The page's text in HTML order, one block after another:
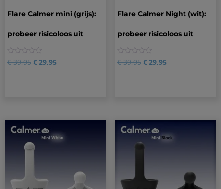
Flare Calmer mini (grijs):
probeer risicoloos uit
0
€39,95 € 29,95
Flare Calmer Night (wit):
probeer risicoloos uit
0
€39,95 €29,95